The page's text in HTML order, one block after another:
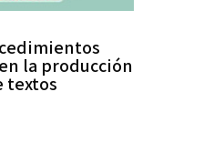
la producción
textos